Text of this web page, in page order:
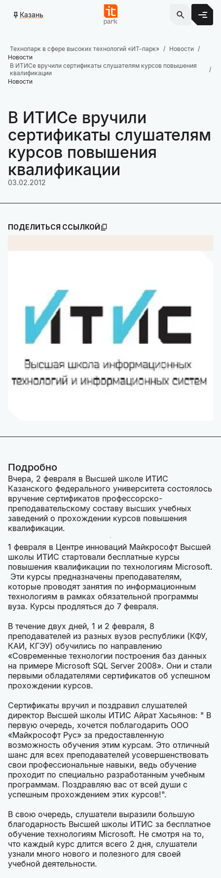
Казань
Технопарк в сфере высоких технологий «ИТ-парк»
Новости
Новости
В ИТИСе вручили сертификаты слушателям курсов повышения
квалификации
Новости
В ИТИСе вручили
сертификаты слушателям
курсов повышения
квалификации
03.02.2012
ПОДЕЛИТЬСЯ ССЫЛКОЙ
Подробно
Вчера, 2 февраля в Высшей школе ИТИС
Казанского федерального университета состоялось
вручение сертификатов профессорско-
преподавательскому составу высших учебных
заведений о прохождении курсов повышения
квалификации.
1 февраля в Центре инноваций Майкрософт Высшей
школы ИТИС стартовали бесплатные курсы
повышения квалификации по технологиям Microsoft.
Эти курсы предназначены преподавателям,
которые проводят занятия по информационным
технологиям в рамках обязательной программы
вуза. Курсы продляться до 7 февраля.
В течение двух дней, 1 и 2 февраля, 8
преподавателей из разных вузов республики (КФУ,
КАИ, КГЭУ) обучились по направлению
«Современные технологии построения баз данных
на примере Microsoft SQL Server 2008». Они и стали
первыми обладателями сертификатов об успешном
прохождении курсов.
Сертификаты вручил и поздравил слушателей
директор Высшей школы ИТИС Айрат Хасьянов: " В
первую очередь, хочется поблагодарить ООО
«Майкрософт Рус» за предоставленную
возможность обучения этим курсам. Это отличный
шанс для всех преподавателей усовершенствовать
свои профессиональные навыки, ведь обучение
проходит по специально разработанным учебным
программам. Поздравляю вас от всей души с
успешным прохождением этих курсов!".
В свою очередь, слушатели выразили большую
благодарность Высшей школы ИТИС за бесплатное
обучение технологиям Microsoft. Не смотря на то,
что каждый курс длится всего 2 дня, слушатели
узнали много нового и полезного для своей
учебной деятельности.